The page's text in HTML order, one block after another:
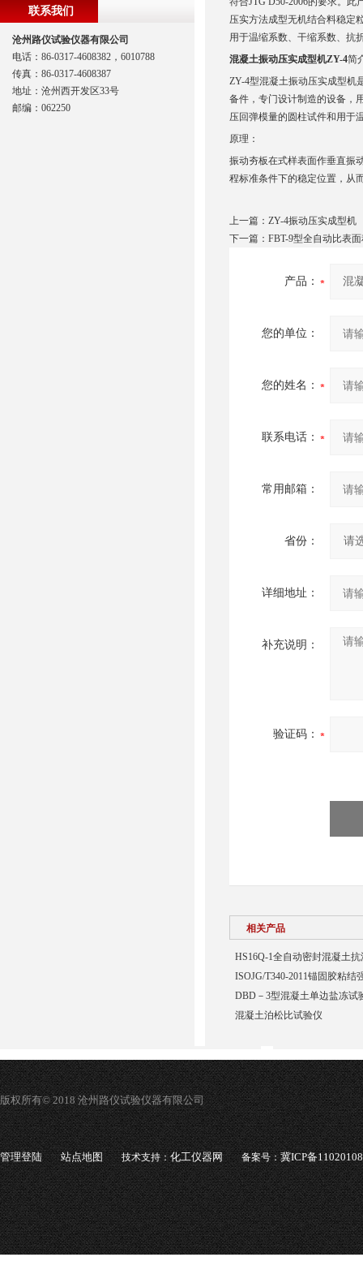
压实方法成型无机结合料稳定
用于温缩系数、干缩系数、抗
混凝土振动压实成型机ZY-4简
ZY-4型混凝土振动压实成型机
备件，专门设计制造的设备，
压回弹模量的圆柱试件和用于
原理：
振动夯板在式样表面作垂直振
程标准条件下的稳定位置，从
上一篇： ZY-4振动压实成型机
下一篇： FBT-9型全自动比表
产品：
您的单位：
您的姓名：
联系电话：
常用邮箱：
省份：
详细地址：
补充说明：
验证码：
相关产品
HS16Q-1全自动密封混凝土抗
ISOJG/T340-2011锚固胶粘结
DBD－3型混凝土单边盐冻试
混凝土泊松比试验仪
联系我们
沧州路仪试验仪器有限公司
电话：86-0317-4608382，6010788
传真：86-0317-4608387
地址：沧州西开发区33号
邮编：062250
版权所有© 2018 沧州路仪试验仪器有限公司
管理登陆 站点地图 技术支持：化工仪器网 备案号：冀ICP备